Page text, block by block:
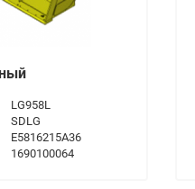
LG958L
SDLG
E5816215A36
1690100064